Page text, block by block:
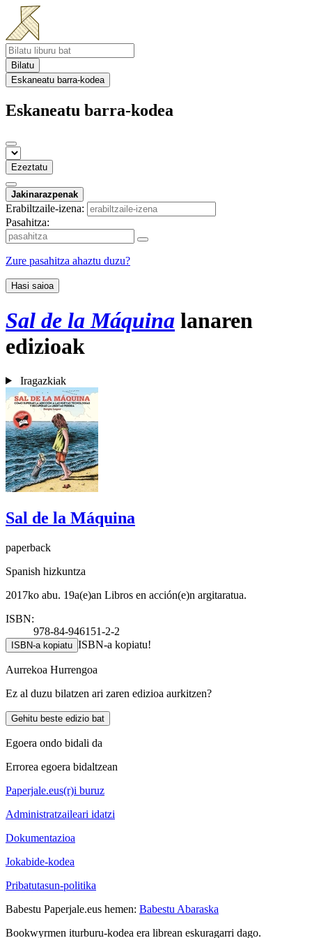
Bilatu
Eskaneatu barra-kodea
Eskaneatu barra-kodea
Ezeztatu
Jakinarazpenak
Erabiltzaile-izena:
Pasahitza:
Zure pasahitza ahaztu duzu?
Hasi saioa
Sal de la Máquina lanaren
edizioak
Iragazkiak
Sal de la Máquina
paperback
Spanish hizkuntza
2017ko abu. 19a(e)an Libros en acción(e)n argitaratua.
ISBN:
978-84-946151-2-2
ISBN-a kopiatu ISBN-a kopiatu!
Aurrekoa Hurrengoa
Ez al duzu bilatzen ari zaren edizioa aurkitzen?
Gehitu beste edizio bat
Egoera ondo bidali da
Errorea egoera bidaltzean
Paperjale.eus(r)i buruz
Administratzaileari idatzi
Dokumentazioa
Jokabide-kodea
Pribatutasun-politika
Babestu Paperjale.eus hemen: Babestu Abaraska
Bookwyrmen iturburu-kodea era librean eskuragarri dago.